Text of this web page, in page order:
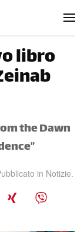
libro
the Dawn
in Notizie.